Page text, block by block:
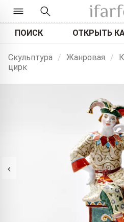
ПОИСК ОТКРЫТЬ
Скульптура / Жанровая /
цирк
‹